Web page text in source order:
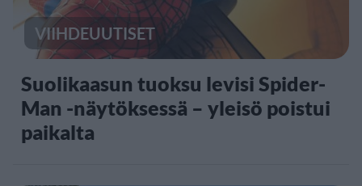
VIIHDEUUTISET
Suolikaasun tuoksu levisi Spider-
Man -näytöksessä – yleisö poistui
paikalta